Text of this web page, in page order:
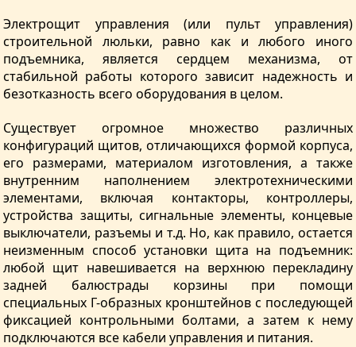
Электрощит управления (или пульт управления)
строительной люльки, равно как и любого иного
подъемника, является сердцем механизма, от
стабильной работы которого зависит надежность и
безотказность всего оборудования в целом.
Существует огромное множество различных
конфигураций щитов, отличающихся формой корпуса,
его размерами, материалом изготовления, а также
внутренним наполнением электротехническими
элементами, включая контакторы, контроллеры,
устройства защиты, сигнальные элементы, концевые
выключатели, разъемы и т.д. Но, как правило, остается
неизменным способ установки щита на подъемник:
любой щит навешивается на верхнюю перекладину
задней балюстрады корзины при помощи
специальных Г-образных кронштейнов с последующей
фиксацией контрольными болтами, а затем к нему
подключаются все кабели управления и питания.